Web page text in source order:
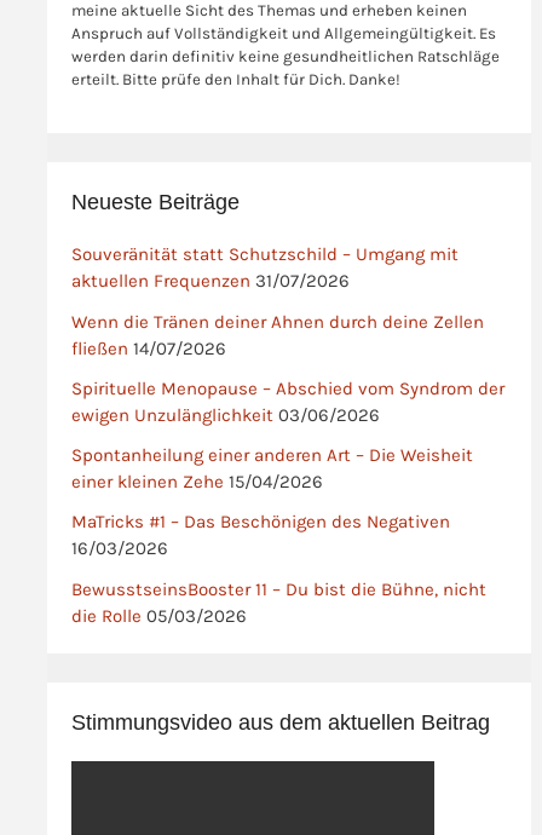
meine aktuelle Sicht des Themas und erheben keinen
Anspruch auf Vollständigkeit und Allgemeingültigkeit. Es
werden darin definitiv keine gesundheitlichen Ratschläge
erteilt. Bitte prüfe den Inhalt für Dich. Danke!
Neueste Beiträge
Souveränität statt Schutzschild – Umgang mit
aktuellen Frequenzen 31/07/2026
Wenn die Tränen deiner Ahnen durch deine Zellen
fließen 14/07/2026
Spirituelle Menopause – Abschied vom Syndrom der
ewigen Unzulänglichkeit 03/06/2026
Spontanheilung einer anderen Art – Die Weisheit
einer kleinen Zehe 15/04/2026
MaTricks #1 – Das Beschönigen des Negativen
16/03/2026
BewusstseinsBooster 11 – Du bist die Bühne, nicht
die Rolle 05/03/2026
Stimmungsvideo aus dem aktuellen Beitrag